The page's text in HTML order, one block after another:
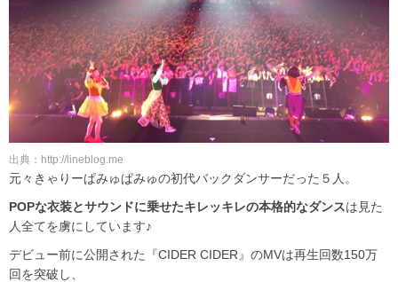
出典：http://lineblog.me
元々きゃりーぱみゅぱみゅの初代バックダンサーだった５人。
POPな衣装とサウンドに乗せたキレッキレの本格的なダンスは見た
人全てを虜にしています♪
デビュー前に公開された『CIDER CIDER』のMVは再生回数150万
回を突破し、